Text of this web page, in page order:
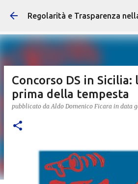
Passa ai contenuti
Concorso DS in Sicilia:
prima della tempesta
pubblicato daAldo Domenico Ficara in data